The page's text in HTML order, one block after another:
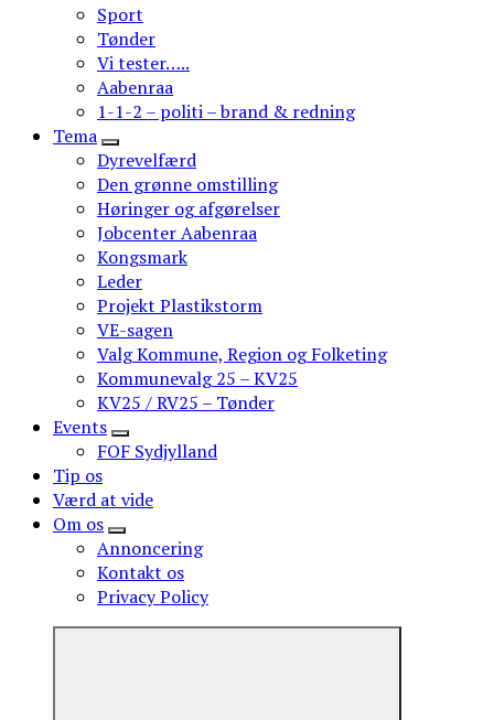
Sport
Tønder
Vi tester…..
Aabenraa
1-1-2 – politi – brand & redning
Tema
Dyrevelfærd
Den grønne omstilling
Høringer og afgørelser
Jobcenter Aabenraa
Kongsmark
Leder
Projekt Plastikstorm
VE-sagen
Valg Kommune, Region og Folketing
Kommunevalg 25 – KV25
KV25 / RV25 – Tønder
Events
FOF Sydjylland
Tip os
Værd at vide
Om os
Annoncering
Kontakt os
Privacy Policy